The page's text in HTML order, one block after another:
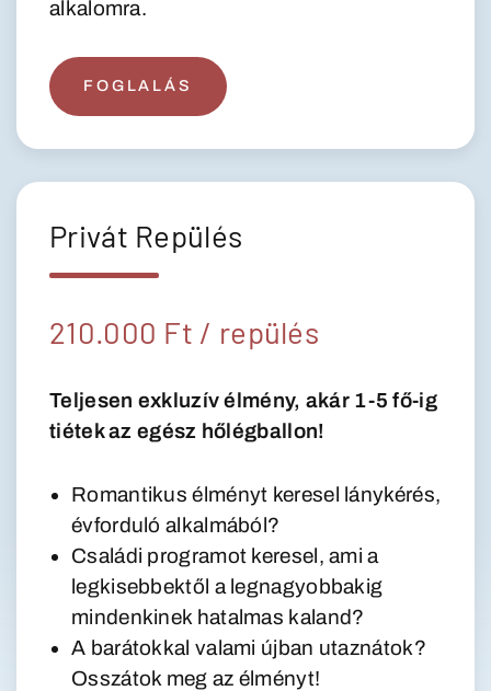
REPÜLÉSI HELYSZÍNEK
ÁRAK
alkalomra.
FOGLALÁS
Privát Repülés
210.000 Ft / repülés
Teljesen exkluzív élmény, akár 1-5 fő-ig
tiétek az egész hőlégballon!
Romantikus élményt keresel lánykérés,
évforduló alkalmából?
Családi programot keresel, ami a
legkisebbektől a legnagyobbakig
mindenkinek hatalmas kaland?
A barátokkal valami újban utaznátok?
Osszátok meg az élményt!